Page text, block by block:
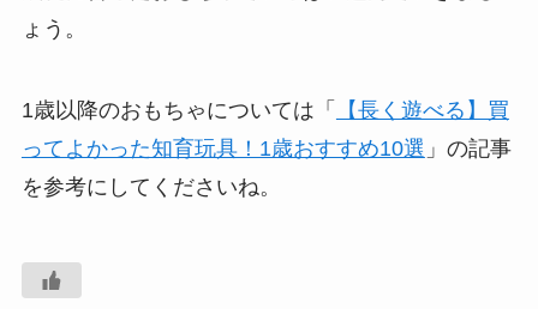
ょう。
1歳以降のおもちゃについては「
【長く遊べる】買
ってよかった知育玩具！1歳おすすめ10選 」の記事
を参考にしてくださいね。